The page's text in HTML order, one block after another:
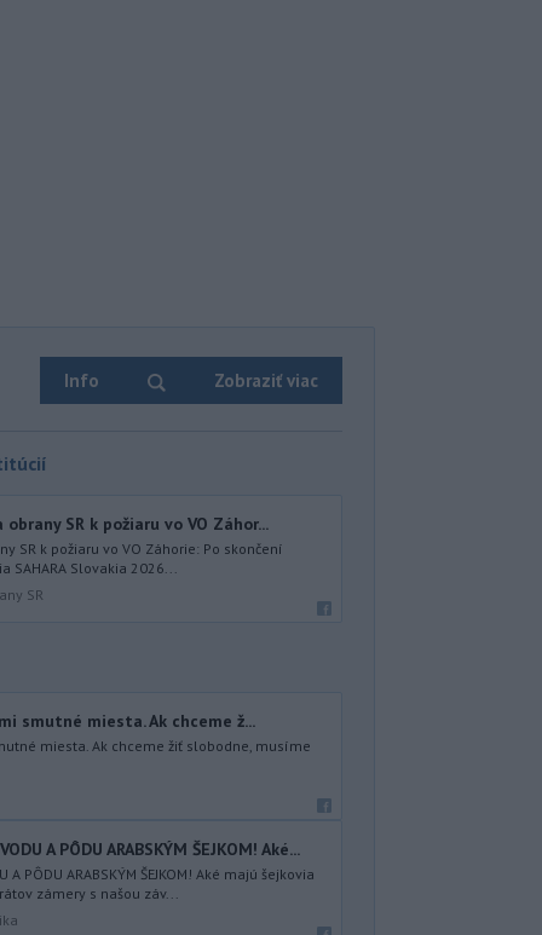
Info Zobraziť viac
SR k požiaru vo VO Záhor...
SR k požiaru vo VO Záhorie: Po skončení
SAHARA Slovakia 2026...
SR
smutné miesta. Ak chceme ž...
miesta. Ak chceme žiť slobodne, musíme
A PÔDU ARABSKÝM ŠEJKOM! Aké...
A PÔDU ARABSKÝM ŠEJKOM! Aké majú šejkovia
zámery s našou záv...